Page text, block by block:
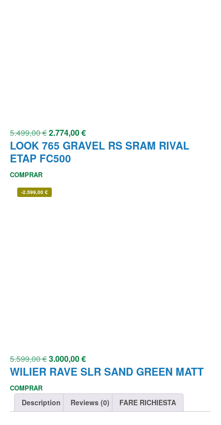
5.499,00€2.774,00€
LOOK 765 GRAVEL RS SRAM RIVAL
ETAP FC500
COMPRAR
-2.599,00 €
5.599,00€3.000,00€
WILIER RAVE SLR SAND GREEN MATT
COMPRAR
Description Reviews (0) FARE RICHIESTA